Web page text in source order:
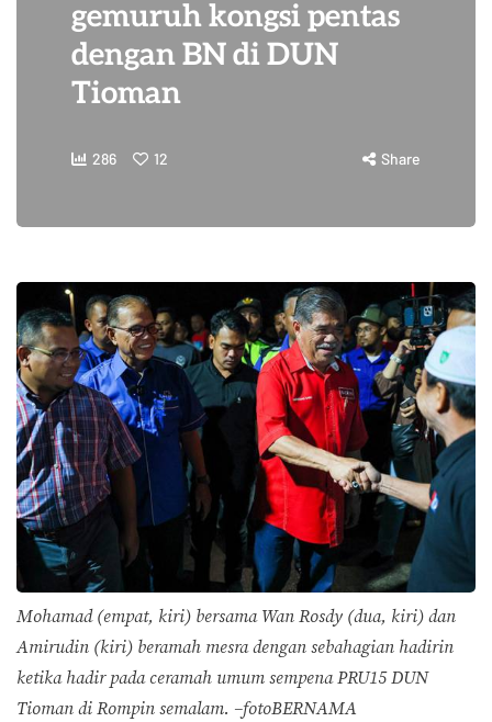
gemuruh kongsi pentas
dengan BN di DUN
Tioman
286 12 Share
Mohamad (empat, kiri) bersama Wan Rosdy (dua, kiri) dan
Amirudin (kiri) beramah mesra dengan sebahagian hadirin
ketika hadir pada ceramah umum sempena PRU15 DUN
Tioman di Rompin semalam. –fotoBERNAMA